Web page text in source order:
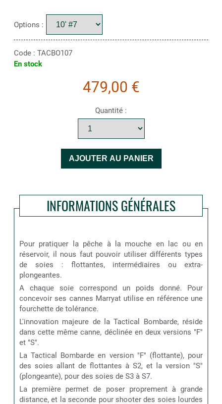
Options :
Code : TACBO107
En stock
479,00 €
Quantité :
INFORMATIONS GÉNÉRALES
Pour pratiquer la pêche à la mouche en lac ou en
réservoir, il nous faut pouvoir utiliser différents types
de soies : flottantes, intermédiaires ou extra-
plongeantes.
A chaque soie correspond un poids donné. Pour
concevoir ses cannes Marryat utilise en référence une
fourchette de tolérance.
L'innovation majeure de la Tactical Bombarde, réside
dans cette même canne, déclinée en deux versions "F"
et "S".
La Tactical Bombarde en version "F" (flottante), pour
des soies allant de flottantes à S2, et la version "S"
(plongeante), pour des soies de S3 à S7.
La première permet de poser proprement à grande
distance, et la seconde pour shooter des soies lourdes